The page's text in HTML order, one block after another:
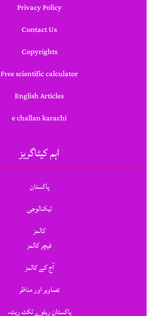
Privacy Policy
Contact Us
Copyrights
Free scientific calculator
English Articles
e challan karachi
اہم کیٹاگریز
پاکستان
ٹیکنالوجی
کالمز
فیچر کالمز
آج کے کالمز
تصاویر اور مناظر
پاکستان ریلوے ٹکٹ ریٹ،